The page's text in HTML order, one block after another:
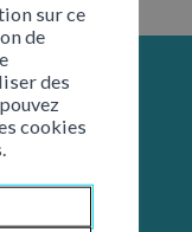
sur ce
de
des
cookies